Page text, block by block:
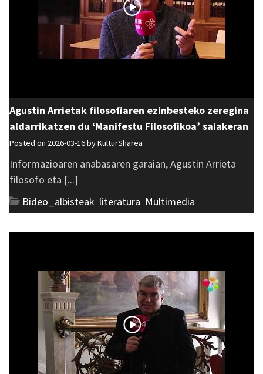
Agustin Arrietak filosofiaren ezinbesteko zeregina
aldarrikatzen du ‘Manifestu Filosofikoa’ saiakeran
Posted on 2026-03-16 byKulturSharea
Informazioaren anabasaren garaian, Agustin Arrieta
filosofo eta [...]
Bideo_albisteak literatura Multimedia